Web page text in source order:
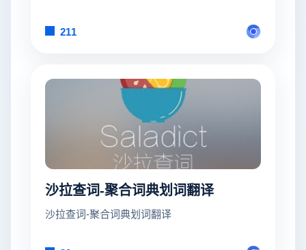
211
沙拉查词-聚合词典划词翻译
沙拉查词-聚合词典划词翻译